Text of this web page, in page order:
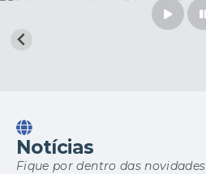
Notícias
Fique por dentro das novidades